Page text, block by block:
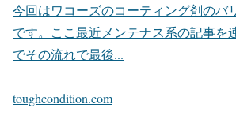
今回はワコーズのコーティング剤のバ
です。ここ最近メンテナス系の記事を
でその流れで最後...
toughcondition.com